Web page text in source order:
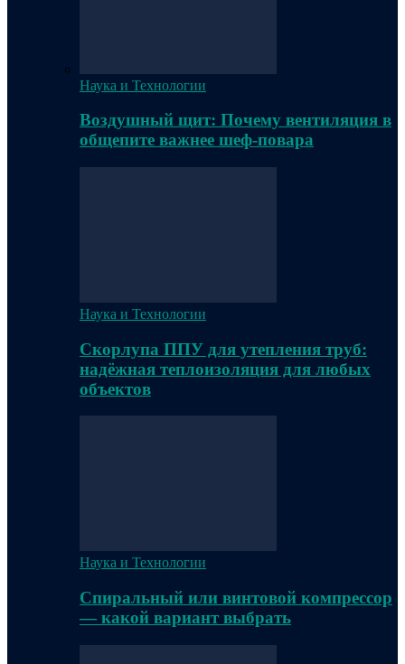
Наука и Технологии
Воздушный щит: Почему вентиляция в
общепите важнее шеф-повара
Наука и Технологии
Скорлупа ППУ для утепления труб:
надёжная теплоизоляция для любых
объектов
Наука и Технологии
Спиральный или винтовой компрессор
— какой вариант выбрать